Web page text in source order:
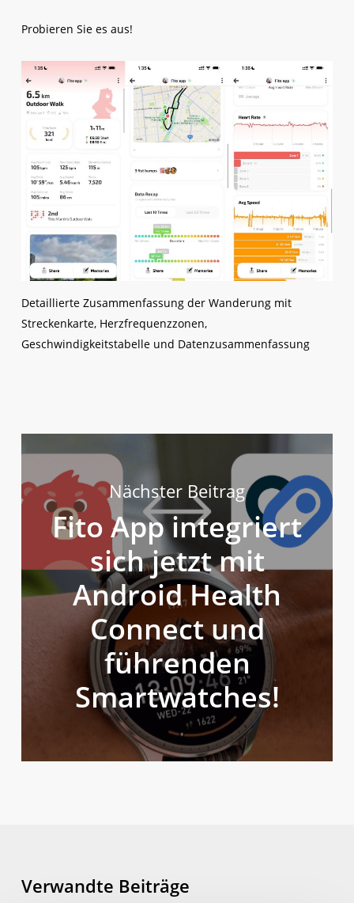
Probieren Sie es aus!
Detaillierte Zusammenfassung der Wanderung mit
Streckenkarte, Herzfrequenzzonen,
Geschwindigkeitstabelle und Datenzusammenfassung
Nächster Beitrag
Fito App integriert
sich jetzt mit
Android Health
Connect und
führenden
Smartwatches!
Verwandte Beiträge